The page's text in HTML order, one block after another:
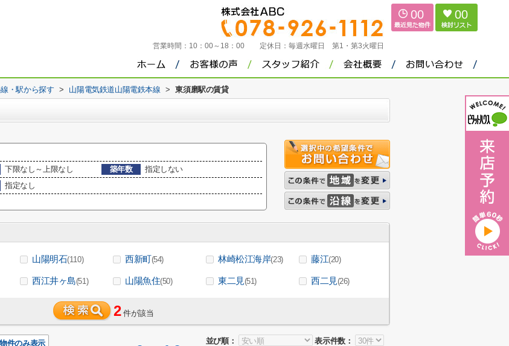
営業時間： 10：00～18：00 定休日： 毎週水曜日 第1・第3火曜日
00 00
・駅から探す > 山陽電気鉄道山陽電鉄本線 > 東須磨駅の賃貸
下限なし～上限なし 築年数
指定しない
指定なし
山陽明石(110) 西新町(54) 林崎松江海岸(23) 藤江(20)
西江井ヶ島(51) 山陽魚住(50) 東二見(51) 西二見(26)
2 件が該当
並び順： 表示件数：
件のみ表示